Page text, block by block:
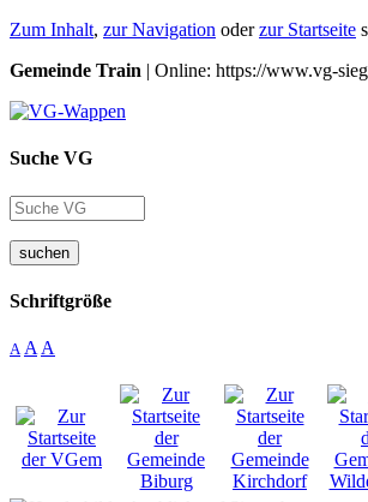
Zum Inhalt, zur Navigation oderzur Startseite
Gemeinde Train | Online: https://www.vg-
Suche VG
suchen
Schriftgröße
A A A